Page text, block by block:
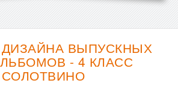
ВЫПУСКНЫХ
- 4 КЛАСС
СОЛОТВИНО